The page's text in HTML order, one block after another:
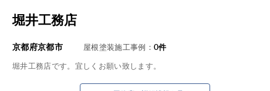
堀井工務店
京都府京都市 屋根塗装施工事例：0件
堀井工務店です。宜しくお願い致します。